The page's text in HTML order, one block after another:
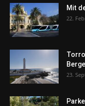
Mit
22.
23.